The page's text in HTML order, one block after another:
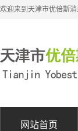
欢迎来到天津市优倍斯消
网站首页